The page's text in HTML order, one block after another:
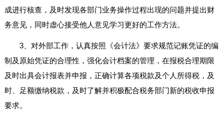
成进行核查，及时发现各部门业务操作过程出现的问题并提出财
务意见，同时虚心接受他人意见学习更好的工作方法。
3、对外部工作，认真按照《会计法》要求规范记账凭证的编
制及原始凭证的合理性，强化会计档案的管理，在报税合理期限
及时出具会计报表并申报，正确计算各项税款及个人所得税，及
时、足额缴纳税款，及时了解并积极配合税务部门新的税收申报
要求。